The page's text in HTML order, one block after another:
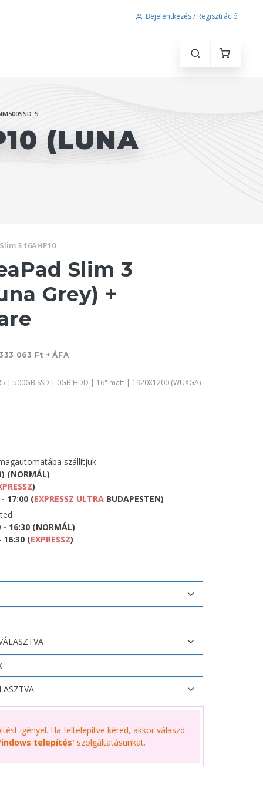
Bejelentkezés / Regisztráció
(LUNA
3 16AHP10
Slim 3
Grey) +
333 063 Ft + ÁFA
| 500GB SSD | 0GB HDD | 16" matt | 1920X1200 (WUXGA)
szállítjuk
(NORMÁL)
)
17:00 (EXPRESSZ ULTRA BUDAPESTEN)
- 16:30 (NORMÁL)
16:30 (EXPRESSZ)
igényel. Ha feltelepítve kéred, akkor válaszd
telepítés' szolgáltatásunkat.